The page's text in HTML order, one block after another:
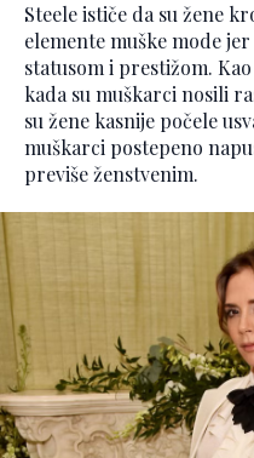
Steele ističe da su žene
elemente muške mode
statusom i prestižom.
kada su muškarci nosili
su žene kasnije počele
muškarci postepeno
previše ženstvenim.